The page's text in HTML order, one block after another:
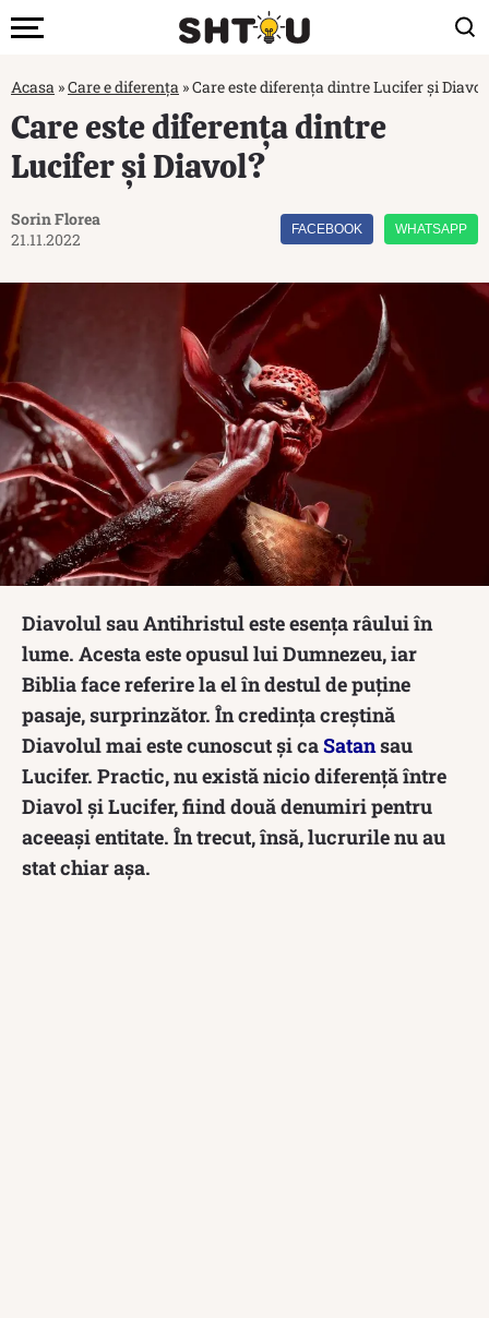
Acasa »Care e diferența »Care este diferența dintre Lucifer și
Care este diferența dintre
Lucifer și Diavol?
Sorin Florea
21.11.2022
FACEBOOK WHATSAPP
Diavolul sau Antihristul este esenţa râului în
lume. Acesta este opusul lui Dumnezeu, iar
Biblia face referire la el în destul de puține
pasaje, surprinzător. În credința creștină
Diavolul mai este cunoscut și caSatansau
Lucifer. Practic, nu există nicio diferență între
Diavol și Lucifer, fiind două denumiri pentru
aceeași entitate. În trecut, însă, lucrurile nu au
stat chiar așa.